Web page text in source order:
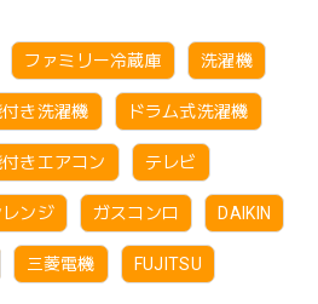
ファミリー冷蔵庫 洗濯機
き洗濯機 ドラム式洗濯機
きエアコン テレビ
ンジ ガスコンロ DAIKIN
三菱電機 FUJITSU